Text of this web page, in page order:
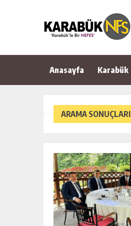
Anasayfa Karabük
ARAMA SONUÇLARI